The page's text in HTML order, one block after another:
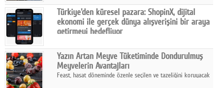
Turkish Bank'ın ticaret unvanının “Freedom Bank A.Ş.” olmasına
karar verildi.
Türkiye'den küresel pazara: ShopinX, dijital
ekonomi ile gerçek dünya alışverişini bir araya
getirmeyi hedefliyor
ekonomi ile gerçek dünya alışveriş deneyimi arasında köprü
kurmayı hedefleyen vizyonuyla uluslararası pazarlara açılıyor.
Yazın Artan Meyve Tüketiminde Dondurulmuş
Meyvelerin Avantajları
Feast, hasat döneminde özenle seçilen ve tazeliğini koruyacak